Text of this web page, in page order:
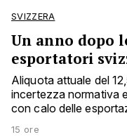
SVIZZERA
Un anno dopo
esportatori
Aliquota attuale del
incertezza normativa
con calo delle
15 ore